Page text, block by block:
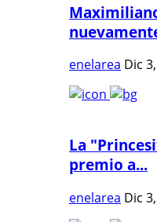
enelarea Dic
La
premio a...
enelarea Dic